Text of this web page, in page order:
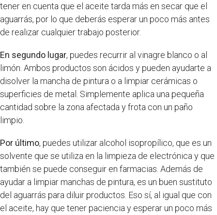
tener en cuenta que el aceite tarda más en secar que el
aguarrás, por lo que deberás esperar un poco más antes
de realizar cualquier trabajo posterior.
En segundo lugar, puedes recurrir al vinagre blanco o al
limón. Ambos productos son ácidos y pueden ayudarte a
disolver la mancha de pintura o a limpiar cerámicas o
superficies de metal. Simplemente aplica una pequeña
cantidad sobre la zona afectada y frota con un paño
limpio.
Por último, puedes utilizar alcohol isopropílico, que es un
solvente que se utiliza en la limpieza de electrónica y que
también se puede conseguir en farmacias. Además de
ayudar a limpiar manchas de pintura, es un buen sustituto
del aguarrás para diluir productos. Eso sí, al igual que con
el aceite, hay que tener paciencia y esperar un poco más